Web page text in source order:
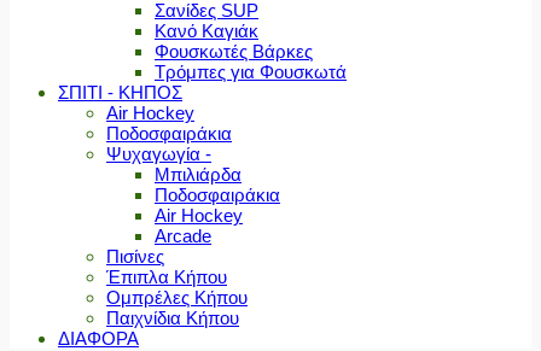
Σανίδες SUP
Κανό Καγιάκ
Φουσκωτές Βάρκες
Τρόμπες για Φουσκωτά
ΣΠΙΤΙ - ΚΗΠΟΣ
Air Hockey
Ποδοσφαιράκια
Ψυχαγωγία -
Μπιλιάρδα
Ποδοσφαιράκια
Air Hockey
Arcade
Πισίνες
Έπιπλα Κήπου
Ομπρέλες Κήπου
Παιχνίδια Κήπου
ΔΙΑΦΟΡΑ